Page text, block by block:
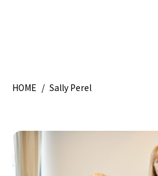
HOME
観光ガイド
ライフスタイル
HOME / Sally Perel